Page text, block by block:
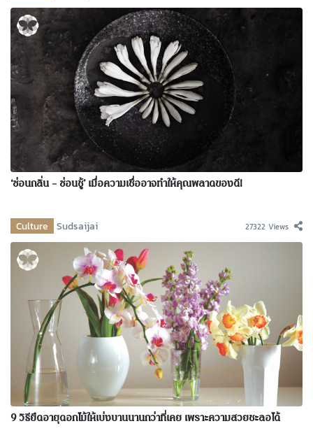
‘ซ่อนกลิ่น – ซ่อนชู้’ เมื่อความเชื่ออาจทำให้คุณพลาดของดี!
Culture Sudsaijai 27322 Views
9 วิธียืดอายุดอกไม้ให้เบ่งบานนานกว่าที่เคย เพราะความสวยชะลอได้